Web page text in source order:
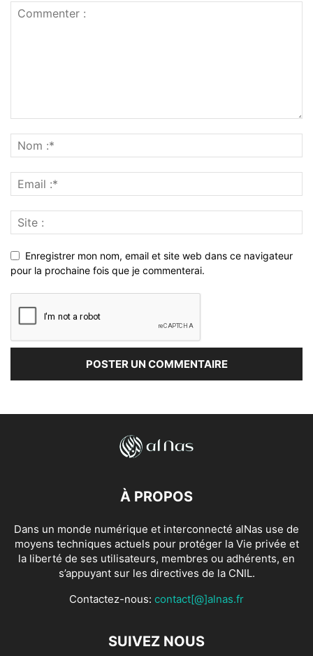
Enregistrer mon nom, email et site web dans ce navigateur
pour la prochaine fois que je commenterai.
À PROPOS
Dans un monde numérique et interconnecté alNas use de
moyens techniques actuels pour protéger la Vie privée et
la liberté de ses utilisateurs, membres ou adhérents, en
s’appuyant sur les directives de la CNIL.
Contactez-nous: contact[@]alnas.fr
SUIVEZ NOUS